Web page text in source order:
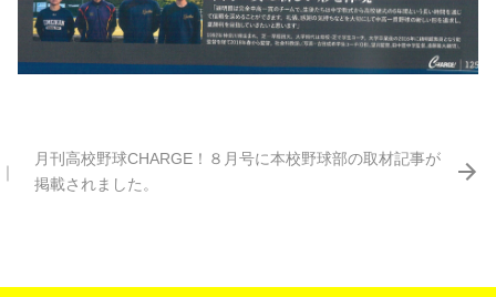
｜
月刊高校野球CHARGE！８月号に本校野球部の取材記事が
掲載されました。